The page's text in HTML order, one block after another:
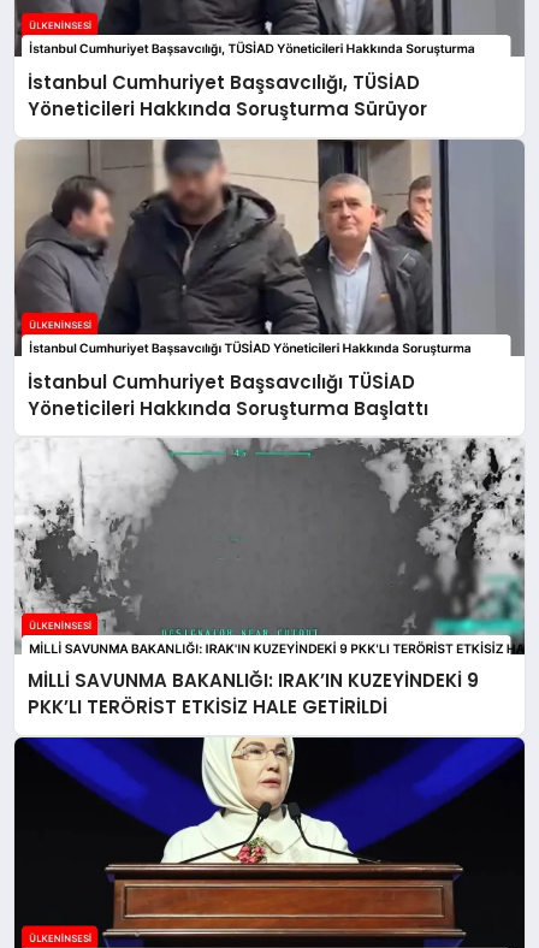
İstanbul Cumhuriyet Başsavcılığı, TÜSİAD
Yöneticileri Hakkında Soruşturma Sürüyor
İstanbul Cumhuriyet Başsavcılığı TÜSİAD
Yöneticileri Hakkında Soruşturma Başlattı
MİLLİ SAVUNMA BAKANLIĞI: IRAK’IN KUZEYİNDEKİ 9
PKK’LI TERÖRİST ETKİSİZ HALE GETİRİLDİ